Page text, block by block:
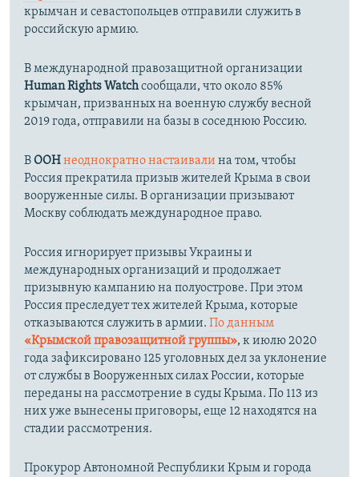
крымчан и севастопольцев отправили служить в
российскую армию.
В международной правозащитной организации
Human Rights Watchсообщали, что около 85%
крымчан, призванных на военную службу весной
2019 года, отправили на базы в соседнюю Россию.
ВООНнеоднократно настаивали на том, чтобы
Россия прекратила призыв жителей Крыма в свои
вооруженные силы. В организации призывают
Москву соблюдать международное право.
Россия игнорирует призывы Украины и
международных организаций и продолжает
призывную кампанию на полуострове. При этом
Россия преследует тех жителей Крыма, которые
отказываются служить в армии. По данным
«Крымской правозащитной группы», к июлю 2020
года зафиксировано 125 уголовных дел за уклонение
от службы в Вооруженных силах России, которые
переданы на рассмотрение в суды Крыма. По 113 из
них уже вынесены приговоры, еще 12 находятся на
стадии рассмотрения.
Прокурор Автономной Республики Крым и города